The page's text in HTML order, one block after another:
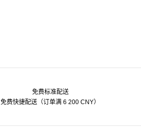
免费标准配送
免费快捷配送（订单满 6 200 CNY）